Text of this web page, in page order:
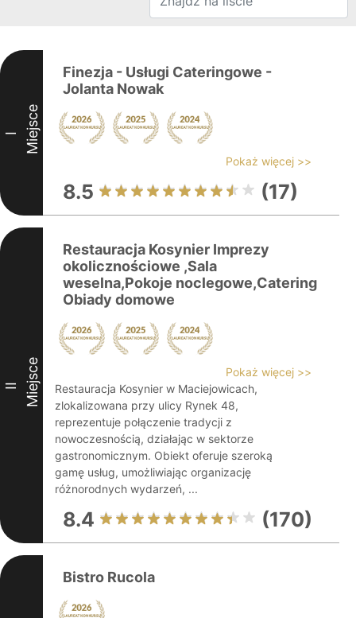
I Miejsce
Finezja - Usługi Cateringowe -
Jolanta Nowak
Pokaż więcej >>
8.5 (17)
II Miejsce
Restauracja Kosynier Imprezy
okolicznościowe ,Sala
weselna,Pokoje noclegowe,Catering
Obiady domowe
Pokaż więcej >>
Restauracja Kosynier w Maciejowicach,
zlokalizowana przy ulicy Rynek 48,
reprezentuje połączenie tradycji z
nowoczesnością, działając w sektorze
gastronomicznym. Obiekt oferuje szeroką
gamę usług, umożliwiając organizację
różnorodnych wydarzeń, ...
8.4 (170)
Bistro Rucola